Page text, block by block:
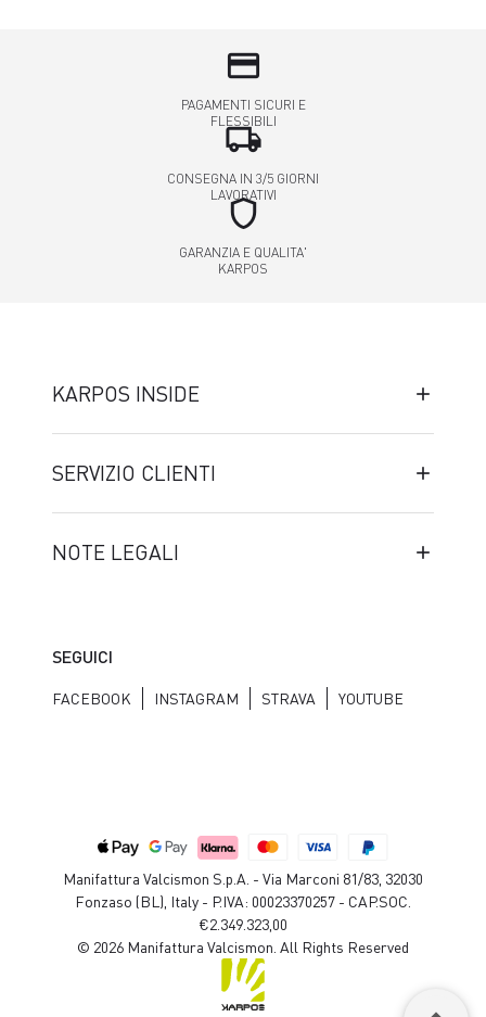
credit_card
PAGAMENTI SICURI E
FLESSIBILI
local_shipping
CONSEGNA IN 3/5 GIORNI
LAVORATIVI
shield
GARANZIA E QUALITA'
KARPOS
KARPOS INSIDE
SERVIZIO CLIENTI
NOTE LEGALI
SEGUICI
FACEBOOK INSTAGRAM STRAVA YOUTUBE
Manifattura Valcismon S.p.A. - Via Marconi 81/83, 32030
Fonzaso (BL), Italy - P.IVA: 00023370257 - CAP.SOC.
€2.349.323,00
© 2026 Manifattura Valcismon. All Rights Reserved